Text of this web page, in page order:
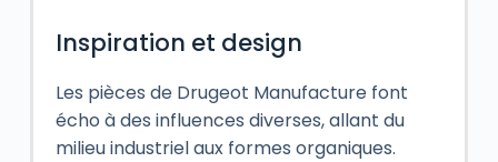
Inspiration et design
Les pièces de Drugeot Manufacture font
écho à des influences diverses, allant du
milieu industriel aux formes organiques.